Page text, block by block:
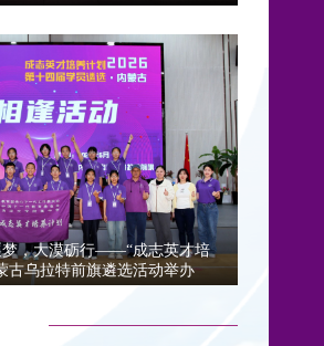
梦，大漠砺行——“成志英才培
古乌拉特前旗遴选活动举办